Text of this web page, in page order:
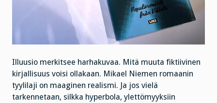
Illuusio merkitsee harhakuvaa. Mitä muuta fiktiivinen
kirjallisuus voisi ollakaan. Mikael Niemen romaanin
tyylilaji on maaginen realismi. Ja jos vielä
tarkennetaan, silkka hyperbola, ylettömyyksiin